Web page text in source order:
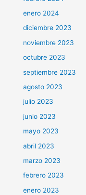
enero 2024
diciembre 2023
noviembre 2023
octubre 2023
septiembre 2023
agosto 2023
julio 2023
junio 2023
mayo 2023
abril 2023
marzo 2023
febrero 2023
enero 2023